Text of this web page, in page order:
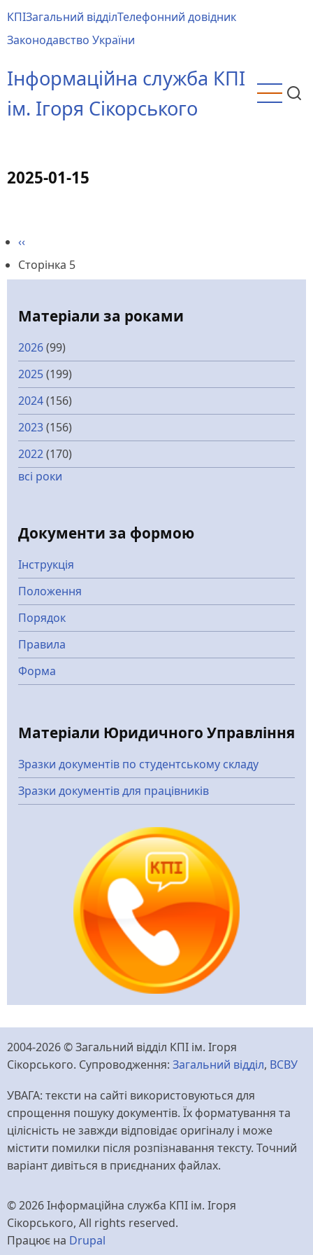
до
основного
КПІЗагальний відділТелефонний довідник
Законодавство України
Інформаційна служба КПІ
ім. Ігоря Сікорського
2025-01-15
на
Попередня
сторінка
‹‹
Сторінка 5
Матеріали за роками
2026(99)
2025(199)
2024(156)
2023(156)
2022(170)
всі роки
Документи за формою
Інструкція
Положення
Порядок
Правила
Форма
Матеріали Юридичного Управління
Зразки документів по студентському складу
Зразки документів для працівників
2004-2026 © Загальний відділ КПІ ім. Ігоря
Сікорського. Супроводження: Загальний відділ, ВСВУ
УВАГА: тексти на сайті використовуються для
спрощення пошуку документів. Їх форматування та
цілісність не завжди відповідає оригіналу і може
містити помилки після розпізнавання тексту. Точний
варіант дивіться в приєднаних файлах.
© 2026 Інформаційна служба КПІ ім. Ігоря
Сікорського, All rights reserved.
Працює на Drupal